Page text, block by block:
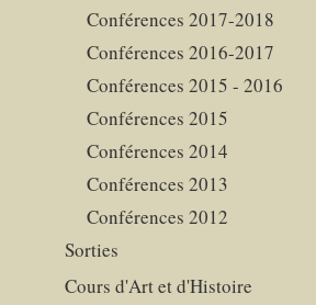
Conférences 2017-2018
Conférences 2016-2017
Conférences 2015 - 2016
Conférences 2015
Conférences 2014
Conférences 2013
Conférences 2012
Sorties
Cours d'Art et d'Histoire